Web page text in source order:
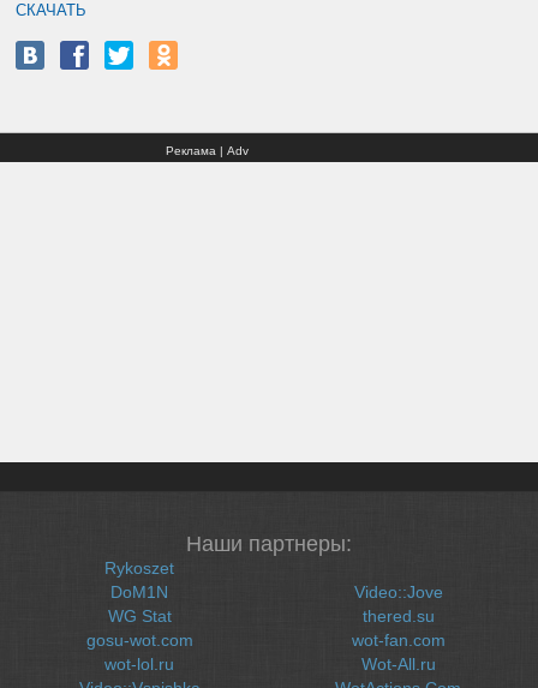
СКАЧАТЬ
Реклама | Adv
Наши партнеры:
Rykoszet
DoM1N
WG Stat
gosu-wot.com
wot-lol.ru
Video::Jove
thered.su
wot-fan.com
Wot-All.ru